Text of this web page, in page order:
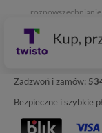
Zadzwoń i zamów:
Bezpieczne i szybkie